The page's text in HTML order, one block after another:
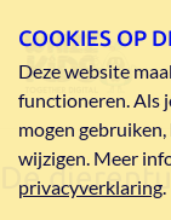
De
COOKIES OP
Deze website
functioneren. Als
mogen
wijzigen. Meer
privacyverklaring.